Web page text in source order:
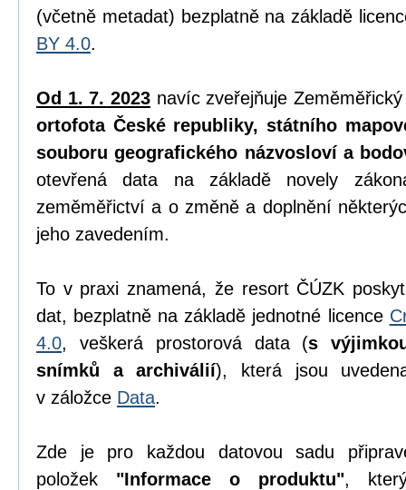
(včetně metadat) bezplatně na základě
BY 4.0.
Od 1. 7. 2023 navíc zveřejňuje
ortofota České republiky, státního
souboru geografického názvosloví a
otevřená data na základě novely
zeměměřictví a o změně a doplnění
jeho zavedením.
To v praxi znamená, že resort ČÚZK
dat, bezplatně na základě jednotné licence
4.0, veškerá prostorová data (s
snímků a archiválií), která jsou
v záložce Data.
Zde je pro každou datovou sadu
položek "Informace o produktu",